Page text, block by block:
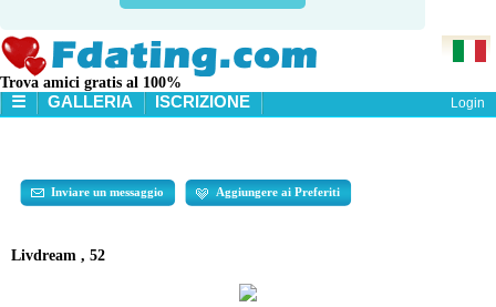
Trova amici gratis al 100%
☰
RICERCA
GALLERIA ISCRIZIONE Login
Inviare un messaggio Aggiungere ai Preferiti
Livdream , 52